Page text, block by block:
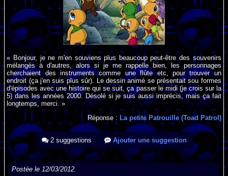
« Bonjour, je ne m'en souviens plus beaucoup peut-être des souvenirs
mélangés à d'autres, alors si je me rappelle bien, les personnages
cherchaient des instruments comme une flûte etc, pour trouver un
endroit (ça j'en suis plus sûr). Le dessin animé se présentait sou formes
d'épisodes avec une histoire qui se suit, ça passer le midi (je crois sur la
5) dans les années 2000. Désolé si je suis aussi imprécis, mais ça fait
longtemps, merci. »
Réponse : La petite Patrouille (Toad Patrol)
2 suggestions Ajouter une suggestion
Postée le 12/03/2012.